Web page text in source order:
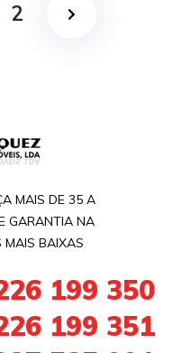
2
MAIS DE 35 A
GARANTIA NA
MAIS BAIXAS
199 350
199 351